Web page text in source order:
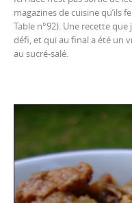
magazines de cuisine qu’ils
Table n°92). Une recette que
défi, et qui au final a été un
au sucré-salé.